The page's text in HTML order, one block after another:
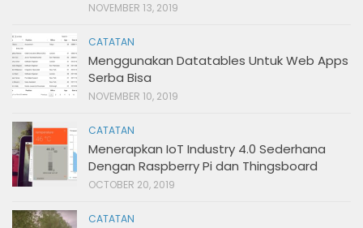
NOVEMBER 13, 2019
CATATAN
Menggunakan Datatables Untuk Web Apps
Serba Bisa
NOVEMBER 10, 2019
CATATAN
Menerapkan IoT Industry 4.0 Sederhana
Dengan Raspberry Pi dan Thingsboard
OCTOBER 20, 2019
CATATAN